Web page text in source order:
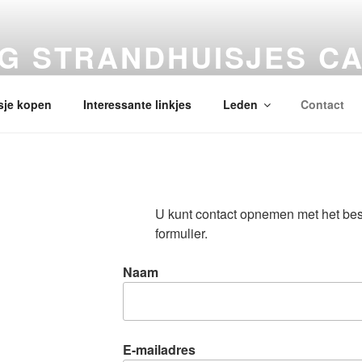
STRANDHUISJES
kopen Interessante linkjes Leden Contact
U kunt contact opnemen met het
formulier.
Naam
E-mailadres